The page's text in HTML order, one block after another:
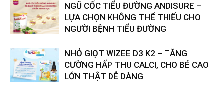
​​NGŨ CỐC TIỂU ĐƯỜNG ANDISURE –
LỰA CHỌN KHÔNG THỂ THIẾU CHO
NGƯỜI BỆNH TIỂU ĐƯỜNG
NHỎ GIỌT WIZEE D3 K2 – TĂNG
CƯỜNG HẤP THU CALCI, CHO BÉ CAO
LỚN THẬT DỄ DÀNG